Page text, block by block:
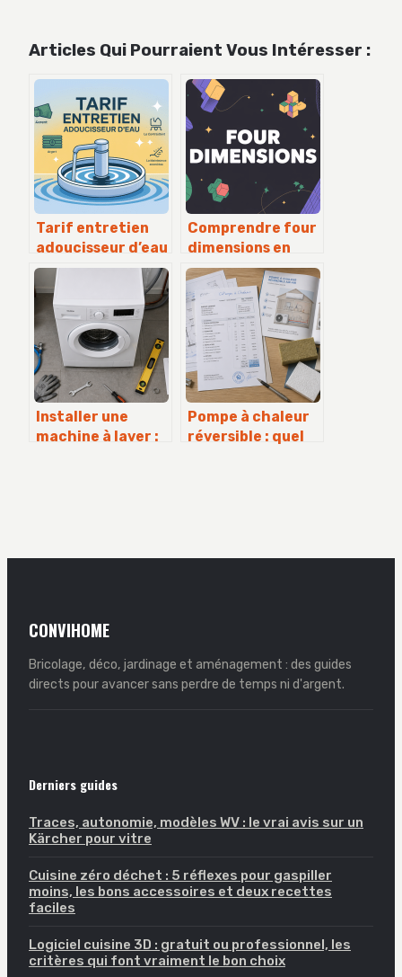
Articles Qui Pourraient Vous Intéresser :
Tarif entretien
adoucisseur d’eau
: combien prévoir
et comment
payer le juste prix
Comprendre four
dimensions en
profondeur sans
se perdre dans le
jargon
Installer une
machine à laver :
Pompe à chaleur
réversible : quel
CONVIHOME
Bricolage, déco, jardinage et aménagement : des guides
directs pour avancer sans perdre de temps ni d'argent.
Derniers guides
Traces, autonomie, modèles WV : le vrai avis sur un
Kärcher pour vitre
Cuisine zéro déchet : 5 réflexes pour gaspiller
moins, les bons accessoires et deux recettes
faciles
Logiciel cuisine 3D : gratuit ou professionnel, les
critères qui font vraiment le bon choix